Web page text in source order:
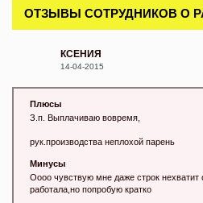
ОТЗЫВЫ СОТРУДНИКОВ О
КСЕНИЯ
14-04-2015
Плюсы
З.п. Выплачиваю вовремя,
рук.производства неплохой парень
Минусы
Оооо чувствую мне даже строк нехватит
работала,но попробую кратко